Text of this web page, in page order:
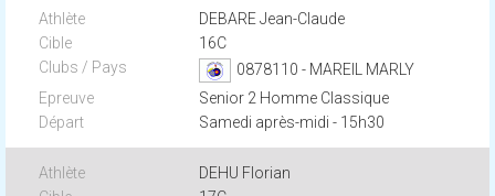
DEBARE Jean-Claude
16C
0878110 - MAREIL MARLY
Senior 2 Homme Classique
Samedi après-midi - 15h30
DEHU Florian